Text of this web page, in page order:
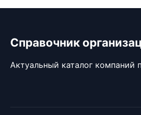
Справочник
Актуальный каталог компаний